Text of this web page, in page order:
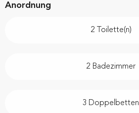
Anordnung
2 Toilette(n)
2 Badezimmer
3 Doppelbetten